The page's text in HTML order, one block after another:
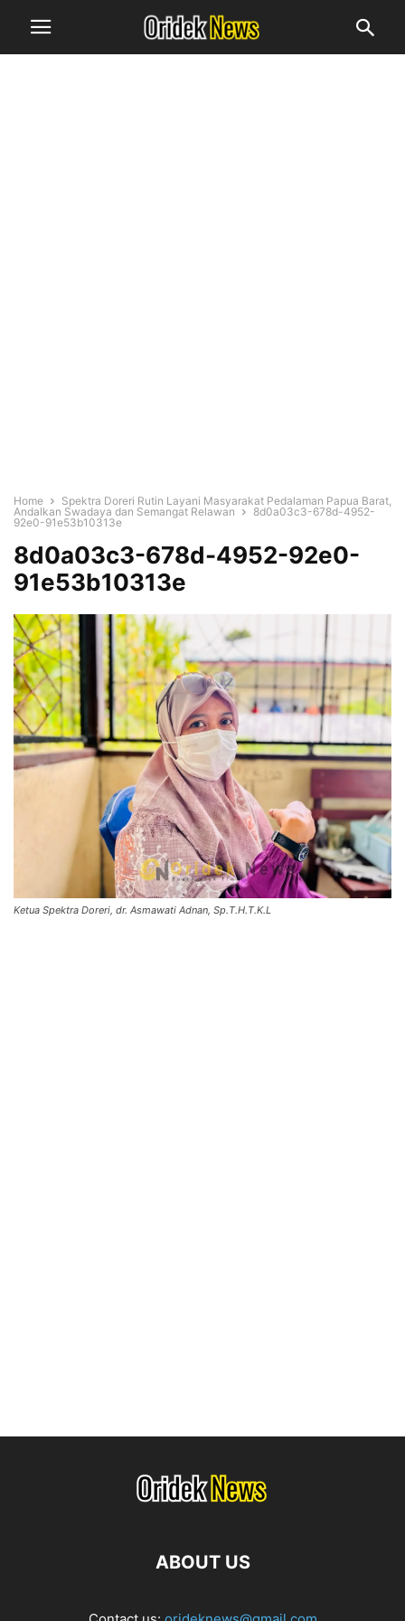
Home
Spektra Doreri Rutin Layani Masyarakat Pedalaman Papua Barat,
Andalkan Swadaya dan Semangat Relawan
8d0a03c3-678d-4952-
92e0-91e53b10313e
8d0a03c3-678d-4952-92e0-
91e53b10313e
Ketua Spektra Doreri, dr. Asmawati Adnan, Sp.T.H.T.K.L
ABOUT US